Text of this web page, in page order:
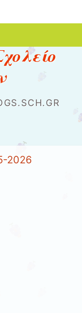
2026